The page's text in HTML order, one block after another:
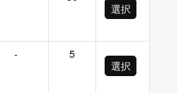
選択
-
5
選択